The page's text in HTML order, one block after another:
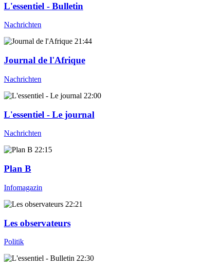
L'essentiel - Bulletin
Nachrichten
21:44
Journal de l'Afrique
Nachrichten
22:00
L'essentiel - Le journal
Nachrichten
22:15
Plan B
Infomagazin
22:21
Les observateurs
Politik
22:30